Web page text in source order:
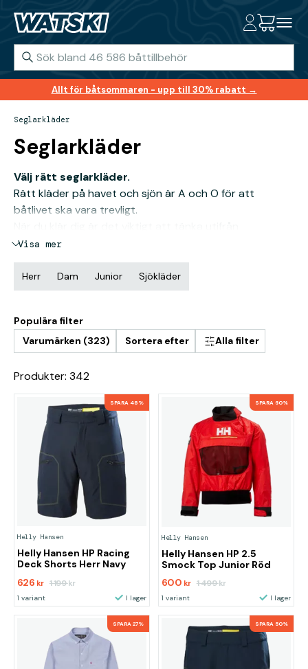
Allt för båtsommaren - upp till 30% rabatt →
Seglarkläder
Seglarkläder
Välj rätt seglarkläder.
Rätt kläder på havet och sjön är A och O för att
båtlivet ska vara trevligt.
trelagersprincipen. Den innebär att du enkelt kan ta av
dig lager utifrån de väderförutsättningar du befinner
dig i. Det första lagret är oftast ett underställ som leder
bort svett från kroppen men som samtidigt håller dig
Mellanlagret kan exempelvis vara en fleecetröja eller
softshelljacka. Mellanlagrets uppgift är att föra fukt
Det sista lagret, ytterlagret, hos seglaren är en
vattentät jackaoch ett par vattentätahängselbyxor.
Tänk på att de även ska vara ventilerade.
Glöm inte mössa, keps, solglasögon,
seglarhandskar och lämpliga seglarskor. Det viktiga är
att du har kläder efter väderförhållanden.
Visa mer
Herr Dam Junior Sjökläder
Populära filter
Varumärken (323)
Sortera efter Alla filter
Produkter: 342
SPARA 48%
Helly Hansen
Helly Hansen HP Racing
Deck Shorts Herr Navy
626 kr 1 199kr
1 variant I lager
SPARA 60%
Helly Hansen
Helly Hansen HP 2.5
Smock Top Junior Röd
600 kr 1 499kr
1 variant I lager
SPARA 27% SPARA 50%